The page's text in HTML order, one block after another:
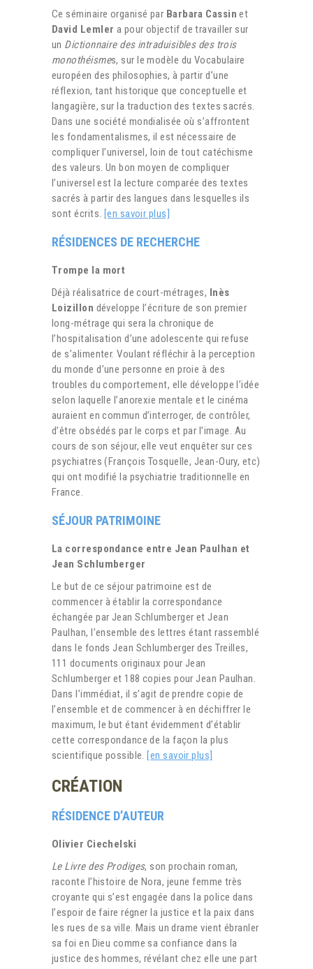
Ce séminaire organisé par Barbara Cassin et
David Lemler a pour objectif de travailler sur
un Dictionnaire des intraduisibles des trois
monothéismes, sur le modèle du Vocabulaire
européen des philosophies, à partir d’une
réflexion, tant historique que conceptuelle et
langagière, sur la traduction des textes sacrés.
Dans une société mondialisée où s’affrontent
les fondamentalismes, il est nécessaire de
compliquer l’universel, loin de tout catéchisme
des valeurs. Un bon moyen de compliquer
l’universel est la lecture comparée des textes
sacrés à partir des langues dans lesquelles ils
sont écrits. [en savoir plus]
RÉSIDENCES DE RECHERCHE
Trompe la mort
Déjà réalisatrice de court-métrages, Inès
Loizillon développe l’écriture de son premier
long-métrage qui sera la chronique de
l’hospitalisation d’une adolescente qui refuse
de s’alimenter. Voulant réfléchir à la perception
du monde d’une personne en proie à des
troubles du comportement, elle développe l’idée
selon laquelle l’anorexie mentale et le cinéma
auraient en commun d’interroger, de contrôler,
d’être obsédés par le corps et par l’image. Au
cours de son séjour, elle veut enquêter sur ces
psychiatres (François Tosquelle, Jean-Oury, etc)
qui ont modifié la psychiatrie traditionnelle en
France.
SÉJOUR PATRIMOINE
La correspondance entre Jean Paulhan et
Jean Schlumberger
Le but de ce séjour patrimoine est de
commencer à établir la correspondance
échangée par Jean Schlumberger et Jean
Paulhan, l’ensemble des lettres étant rassemblé
dans le fonds Jean Schlumberger des Treilles,
111 documents originaux pour Jean
Schlumberger et 188 copies pour Jean Paulhan.
Dans l’immédiat, il s’agit de prendre copie de
l’ensemble et de commencer à en déchiffrer le
maximum, le but étant évidemment d’établir
cette correspondance de la façon la plus
scientifique possible. [en savoir plus]
CRÉATION
RÉSIDENCE D’AUTEUR
Olivier Ciechelski
Le Livre des Prodiges, son prochain roman,
raconte l’histoire de Nora, jeune femme très
croyante qui s’est engagée dans la police dans
l’espoir de faire régner la justice et la paix dans
les rues de sa ville. Mais un drame vient ébranler
sa foi en Dieu comme sa confiance dans la
justice des hommes, révélant chez elle une part